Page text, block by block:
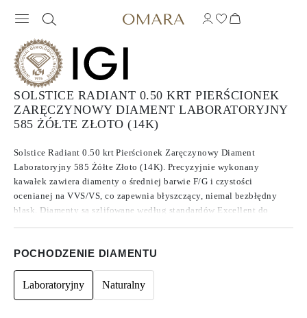
SOLSTICE RADIANT 0.50 KRT PIERŚCIONEK
ZARĘCZYNOWY DIAMENT LABORATORYJNY
585 ŻÓŁTE ZŁOTO (14K)
Solstice Radiant 0.50 krt Pierścionek Zaręczynowy Diament
Laboratoryjny 585 Żółte Złoto (14K). Precyzyjnie wykonany
kawałek zawiera diamenty o średniej barwie F/G i czystości
ocenianej na VVS/VS, co zapewnia błyszczący, niemal bezbłędny
blask. Diamenty są szlifowane według standardów Excellent do
wykazują fluorescencji.
POCHODZENIE DIAMENTU
Laboratoryjny Naturalny